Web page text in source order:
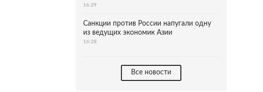
16:29
Санкции против России напугали одну
из ведущих экономик Азии
16:28
Все новости